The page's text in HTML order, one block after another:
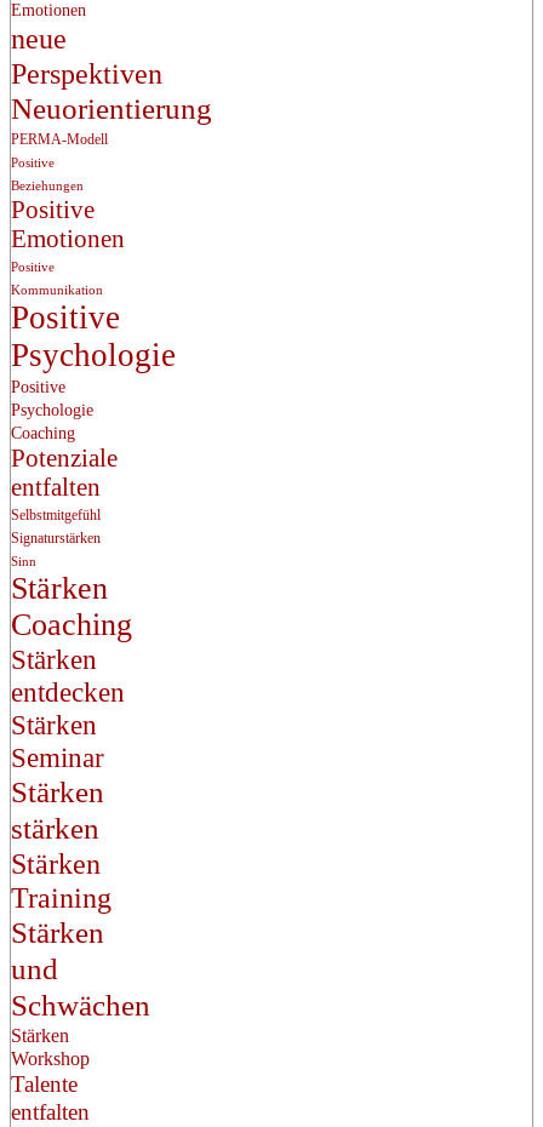
Emotionen
neue
Perspektiven
Neuorientierung
PERMA-Modell
Positive
Beziehungen
Positive
Emotionen
Positive
Kommunikation
Positive
Psychologie
Positive
Psychologie
Coaching
Potenziale
entfalten
Selbstmitgefühl
Signaturstärken
Sinn
Stärken
Coaching
Stärken
entdecken
Stärken
Seminar
Stärken
stärken
Stärken
Training
Stärken
und
Schwächen
Stärken
Workshop
Talente
entfalten